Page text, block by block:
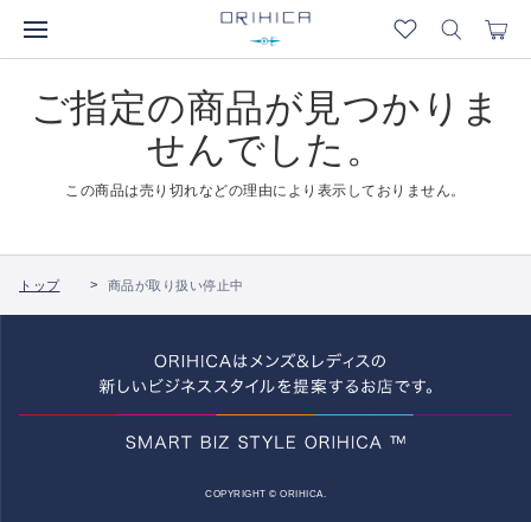
ご指定の商品が見つかりま
せんでした。
この商品は売り切れなどの理由により表示しておりません。
トップ 商品が取り扱い停止中
COPYRIGHT © ORIHICA.